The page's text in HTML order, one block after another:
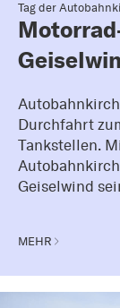
Tag der
Durchfahrt
Tankstellen.
Geiselwind
MEHR